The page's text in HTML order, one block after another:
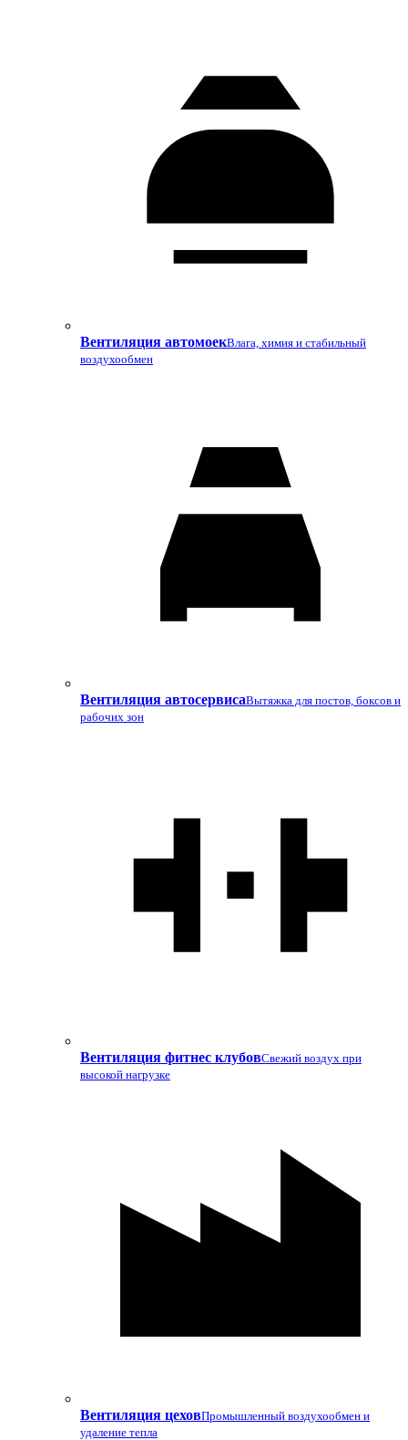
Вентиляция автомоекВлага, химия и стабильный
воздухообмен
Вентиляция автосервисаВытяжка для постов, боксов и
рабочих зон
Вентиляция фитнес клубовСвежий воздух при
высокой нагрузке
Вентиляция цеховПромышленный воздухообмен и
удаление тепла